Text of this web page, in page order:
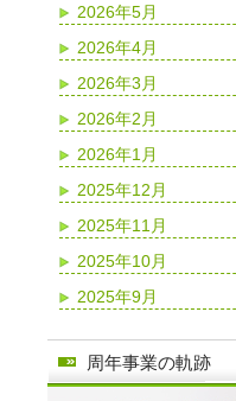
2026年5月
2026年4月
2026年3月
2026年2月
2026年1月
2025年12月
2025年11月
2025年10月
2025年9月
周年事業の軌跡